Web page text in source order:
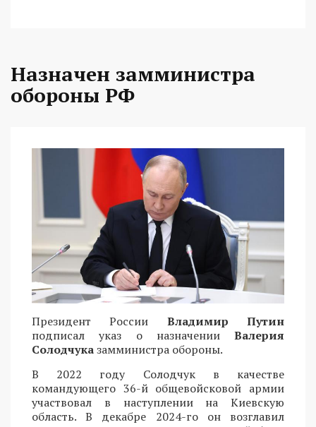
Назначен замминистра
обороны РФ
Президент России Владимир Путин
подписал указ о назначенииВалерия
Солодчуказамминистра обороны.
В 2022 году Солодчук в качестве
командующего 36-й общевойсковой армии
участвовал в наступлении на Киевскую
область. В декабре 2024-го он возглавил